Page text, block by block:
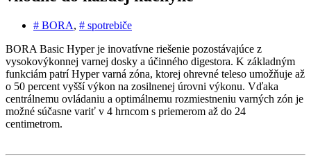
# BORA, # spotrebiče
BORA Basic Hyper je inovatívne riešenie pozostávajúce z
vysokovýkonnej varnej dosky a účinného digestora. K základným
funkciám patrí Hyper varná zóna, ktorej ohrevné teleso umožňuje až
o 50 percent vyšší výkon na zosilnenej úrovni výkonu. Vďaka
centrálnemu ovládaniu a optimálnemu rozmiestneniu varných zón je
možné súčasne variť v 4 hrncom s priemerom až do 24
centimetrom.